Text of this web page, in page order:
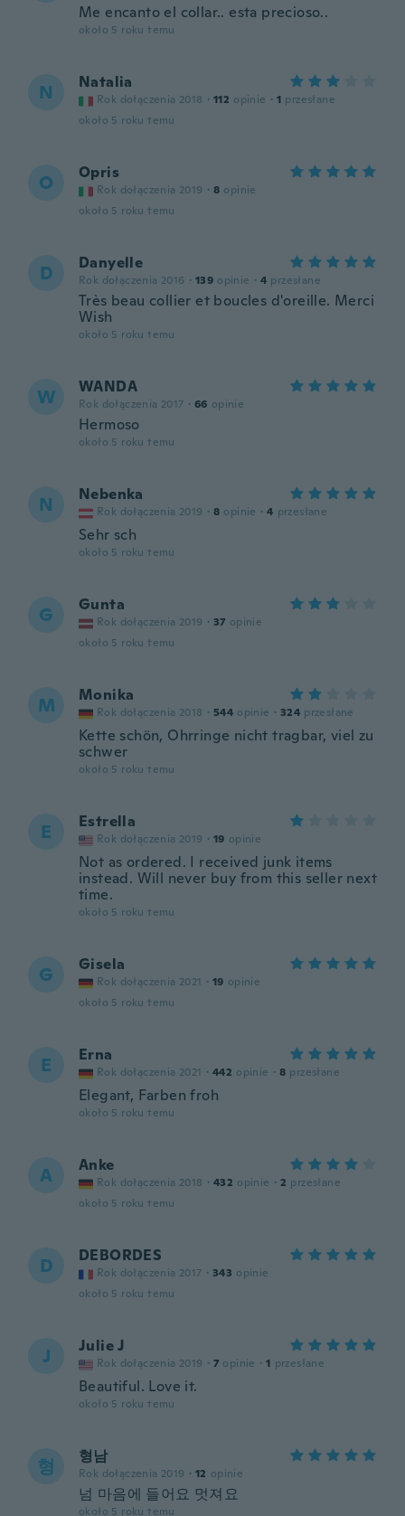
Me encanto el collar.. esta precioso..
około 5 roku temu
N Natalia
Rok dołączenia 2018 · 112 opinie · 1 przesłane
około 5 roku temu
O Opris
Rok dołączenia 2019 · 8 opinie
około 5 roku temu
D Danyelle
Rok dołączenia 2016 · 139 opinie · 4 przesłane
Très beau collier et boucles d'oreille. Merci
Wish
około 5 roku temu
W WANDA
Rok dołączenia 2017 · 66 opinie
Hermoso
około 5 roku temu
N Nebenka
Rok dołączenia 2019 · 8 opinie · 4 przesłane
Sehr sch
około 5 roku temu
G Gunta
Rok dołączenia 2019 · 37 opinie
około 5 roku temu
M Monika
Rok dołączenia 2018 · 544 opinie · 324 przesłane
Kette schön, Ohrringe nicht tragbar, viel zu
schwer
około 5 roku temu
E Estrella
Rok dołączenia 2019 · 19 opinie
Not as ordered. I received junk items
instead. Will never buy from this seller next
time.
około 5 roku temu
G Gisela
Rok dołączenia 2021 · 19 opinie
około 5 roku temu
E Erna
Rok dołączenia 2021 · 442 opinie · 8 przesłane
Elegant, Farben froh
około 5 roku temu
A Anke
Rok dołączenia 2018 · 432 opinie · 2 przesłane
około 5 roku temu
D DEBORDES
Rok dołączenia 2017 · 343 opinie
około 5 roku temu
J Julie J
Rok dołączenia 2019 · 7 opinie · 1 przesłane
Beautiful. Love it.
około 5 roku temu
형 형남
Rok dołączenia 2019 · 12 opinie
넘 마음에 들어요 멋져요
około 5 roku temu